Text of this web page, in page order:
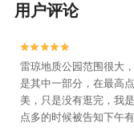
用户评论


雷琼地质公园范围很大
是其中一部分，在最高
美，只是没有逛完，我
点多的时候被告知下午